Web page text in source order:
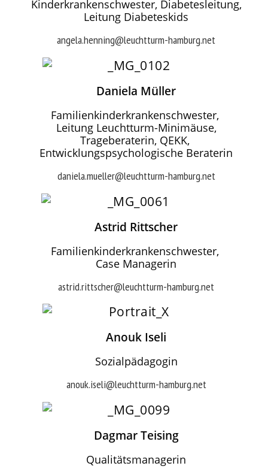
Kinderkrankenschwester, Diabetesleitung,
Leitung Diabeteskids
angela.henning@leuchtturm-hamburg.net
Daniela Müller
Familienkinderkrankenschwester,
Leitung Leuchtturm-Minimäuse,
Trageberaterin, QEKK,
Entwicklungspsychologische Beraterin
daniela.mueller@leuchtturm-hamburg.net
Astrid Rittscher
Familienkinderkrankenschwester,
Case Managerin
astrid.rittscher@leuchtturm-hamburg.net
Anouk Iseli
Sozialpädagogin
anouk.iseli@leuchtturm-hamburg.net
Dagmar Teising
Qualitätsmanagerin